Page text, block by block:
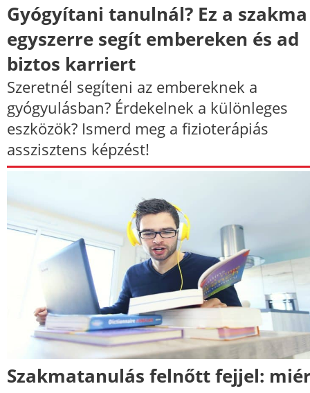
Gyógyítani tanulnál? Ez a szakma
egyszerre segít embereken és ad
biztos karriert
Szeretnél segíteni az embereknek a
gyógyulásban? Érdekelnek a különleges
eszközök? Ismerd meg a fizioterápiás
asszisztens képzést!
Szakmatanulás felnőtt fejjel: